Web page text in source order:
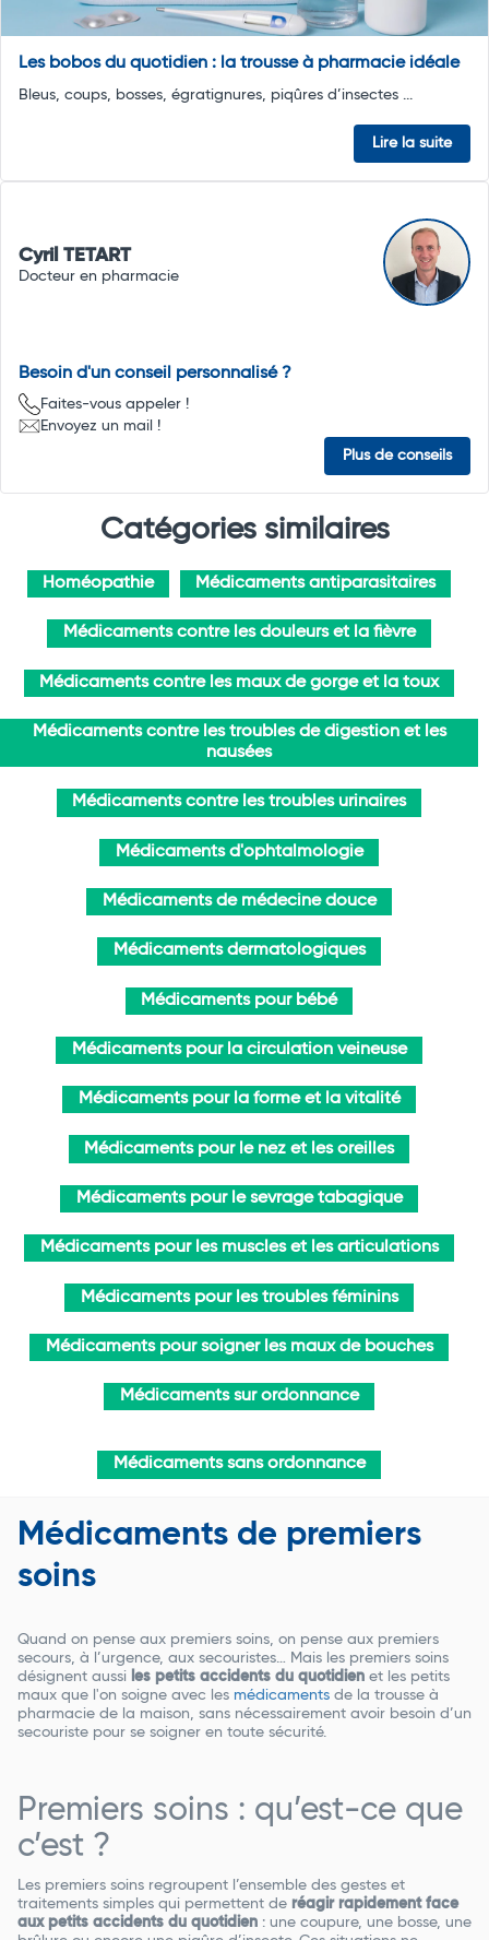
Les bobos du quotidien : la trousse à pharmacie idéale
Bleus, coups, bosses, égratignures, piqûres d’insectes ...
Lire la suite
Cyril TETART
Docteur en pharmacie
Besoin d'un conseil personnalisé ?
Faites-vous appeler !
Envoyez un mail !
Plus de conseils
Catégories similaires
Homéopathie Médicaments antiparasitaires
Médicaments contre les douleurs et la fièvre
Médicaments contre les maux de gorge et la toux
Médicaments contre les troubles de digestion et les
nausées
Médicaments contre les troubles urinaires
Médicaments d'ophtalmologie
Médicaments de médecine douce
Médicaments dermatologiques
Médicaments pour bébé
Médicaments pour la circulation veineuse
Médicaments pour la forme et la vitalité
Médicaments pour le nez et les oreilles
Médicaments pour le sevrage tabagique
Médicaments pour les muscles et les articulations
Médicaments pour les troubles féminins
Médicaments pour soigner les maux de bouches
Médicaments sur ordonnance
Médicaments sans ordonnance
Médicaments de premiers
soins
Quand on pense aux premiers soins, on pense aux premiers
secours, à l’urgence, aux secouristes… Mais les premiers soins
désignent aussi les petits accidents du quotidien et les petits
maux que l'on soigne avec les médicaments de la trousse à
pharmacie de la maison, sans nécessairement avoir besoin d’un
secouriste pour se soigner en toute sécurité.
Premiers soins : qu’est-ce que
c’est ?
Les premiers soins regroupent l’ensemble des gestes et
traitements simples qui permettent de réagir rapidement face
aux petits accidents du quotidien : une coupure, une bosse, une